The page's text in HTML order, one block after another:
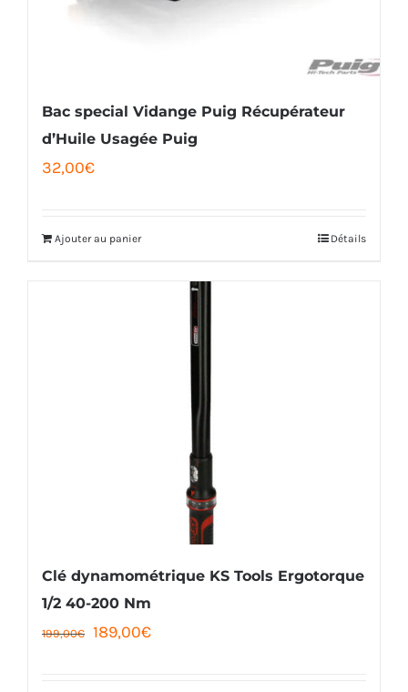
Bac special Vidange Puig Récupérateur
d’Huile Usagée Puig
32,00€
Ajouter au panier Détails
Clé dynamométrique KS Tools Ergotorque
1/2 40-200 Nm
199,00€ Le
189,00€Le